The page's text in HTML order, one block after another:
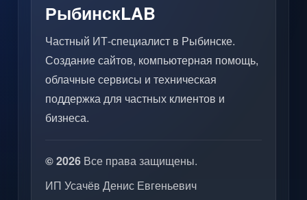
РыбинскLAB
Частный ИТ-специалист в Рыбинске.
Создание сайтов, компьютерная помощь,
облачные сервисы и техническая
поддержка для частных клиентов и
бизнеса.
© 2026 Все права защищены.
ИП Усачёв Денис Евгеньевич